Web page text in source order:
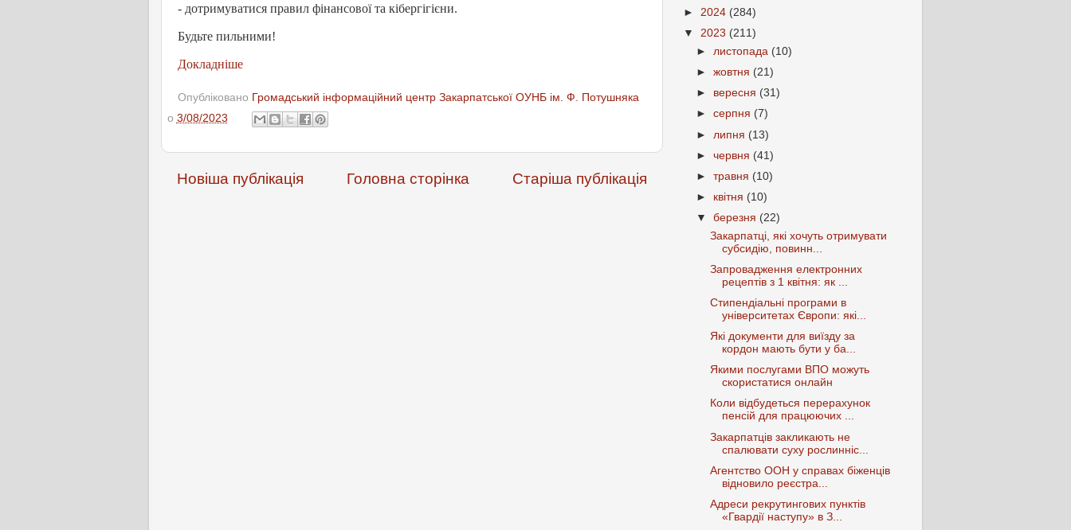
- дотримуватися правил фінансової та кібергігієни.
Будьте пильними!
Докладніше
Опубліковано Громадський інформаційний центр Закарпатської ОУНБ ім. Ф. Потушняка
о 3/08/2023
Новіша публікація Старіша публікація
Головна сторінка
► 2024 (284)
▼ 2023 (211)
►листопада (10)
►жовтня (21)
► вересня (31)
►серпня (7)
► липня (13)
►червня (41)
►травня (10)
► квітня (10)
▼березня (22)
Закарпатці, які хочуть отримувати
субсидію, повинн...
Запровадження електронних
рецептів з 1 квітня: як ...
Стипендіальні програми в
університетах Європи: які...
Які документи для виїзду за
кордон мають бути у ба...
Якими послугами ВПО можуть
скористатися онлайн
Коли відбудеться перерахунок
пенсій для працюючих ...
Закарпатців закликають не
спалювати суху рослинніс...
Агентство ООН у справах біженців
відновило реєстра...
Адреси рекрутингових пунктів
«Гвардії наступу» в З...